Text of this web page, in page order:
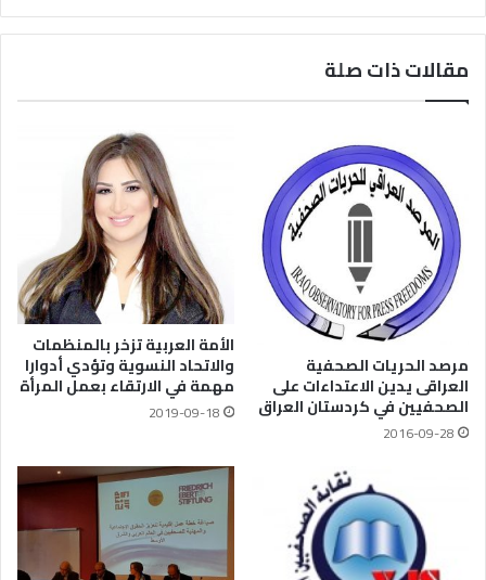
مقالات ذات صلة
مرصد الحريات الصحفية
العراقى يدين الاعتداءات على
الصحفيين في كردستان العراق
2016-09-28
الأمة العربية تزخر بالمنظمات
والاتحاد النسوية وتؤدي أدوارا
مهمة في الارتقاء بعمل المرأة
2019-09-18